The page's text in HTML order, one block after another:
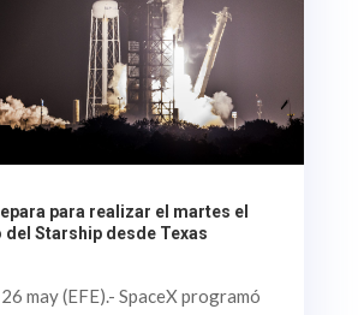
para realizar el martes el
del Starship desde Texas
may (EFE).- SpaceX programó